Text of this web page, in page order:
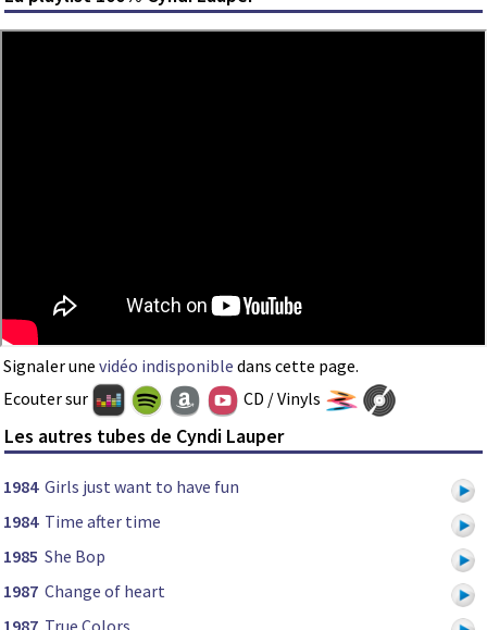
Signaler une vidéo indisponible dans cette page.
Ecouter sur
CD / Vinyls
Les autres tubes de Cyndi Lauper
1984 Girls just want to have fun
1984 Time after time
1985 She Bop
1987 Change of heart